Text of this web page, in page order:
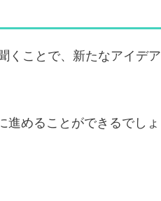
くことで、新たなアイデア
進めることができるでしょ